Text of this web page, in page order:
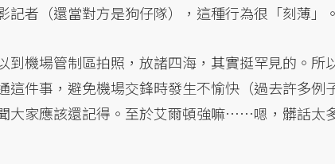
者（還當對方是狗仔隊），這種行為很「刻薄」。
到機場管制區拍照，放諸四海，其實挺罕見的。所
這件事，避免機場交鋒時發生不愉快（過去許多例
大家應該還記得。至於艾爾頓強嘛……嗯，髒話太